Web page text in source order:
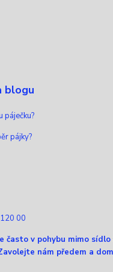
blogu
páječku?
pájky?
00
často v pohybu mimo
nám předem a